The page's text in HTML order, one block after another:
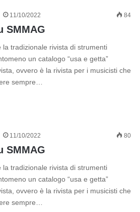
11/10/2022 84
SMMAG
la tradizionale rivista di strumenti
un catalogo “usa e getta”
ovvero è la rivista per i musicisti che
sempre…
11/10/2022 80
SMMAG
la tradizionale rivista di strumenti
un catalogo “usa e getta”
ovvero è la rivista per i musicisti che
sempre…